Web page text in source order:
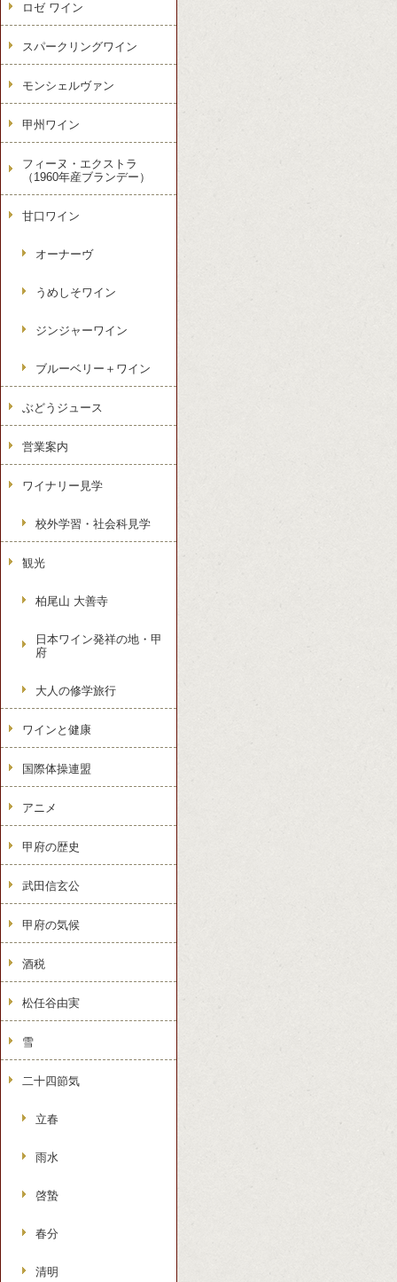
ロゼ ワイン
スパークリングワイン
モンシェルヴァン
甲州ワイン
フィーヌ・エクストラ
（1960年産ブランデー）
甘口ワイン
オーナーヴ
うめしそワイン
ジンジャーワイン
ブルーベリー＋ワイン
ぶどうジュース
営業案内
ワイナリー見学
校外学習・社会科見学
観光
柏尾山 大善寺
日本ワイン発祥の地・甲
府
大人の修学旅行
ワインと健康
国際体操連盟
アニメ
甲府の歴史
武田信玄公
甲府の気候
酒税
松任谷由実
雪
二十四節気
立春
雨水
啓蟄
春分
清明